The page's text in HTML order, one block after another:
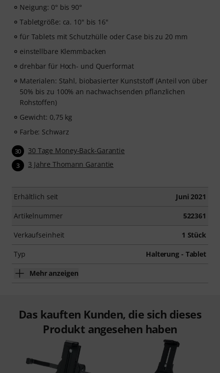
Neigung: 0° bis 90°
Tabletgröße: ca. 10" bis 16"
für Tablets mit Schutzhülle oder Case bis zu 20 mm
einstellbare Klemmbacken
drehbar für Hoch- und Querformat
Materialen: Stahl, biobasierter Kunststoff (Anteil von über
50% bis zu 100% an nachwachsenden pflanzlichen
Rohstoffen)
Gewicht: 0,75 kg
Farbe: Schwarz
30 30 Tage Money-Back-Garantie
3 3 Jahre Thomann Garantie
Erhältlich seit Juni 2021
Artikelnummer 522361
Verkaufseinheit 1 Stück
Typ Halterung - Tablet
Mehr anzeigen
Das kauften Kunden, die sich dieses
Produkt angesehen haben